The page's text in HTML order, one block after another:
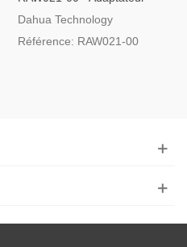
Pour L'installation De
Trépied
Dahua Technology
Référence: RAW021-00